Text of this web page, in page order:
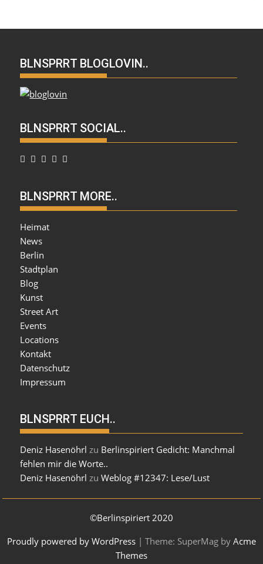
BLNSPRRT BLOGLOVIN..
BLNSPRRT SOCIAL..
BLNSPRRT MORE..
Heimat
News
Berlin
Stadtplan
Blog
Kunst
Street Art
Events
Locations
Kontakt
Datenschutz
Impressum
BLNSPRRT EUCH..
Deniz Hasenöhrl zu Berlinspiriert Gedicht: Manchmal
fehlen mir die Worte..
Deniz Hasenöhrl zuWeblog #12347: Lese/Lust
©Berlinspiriert 2020
Proudly powered by WordPress | Theme: SuperMag by Acme
Themes